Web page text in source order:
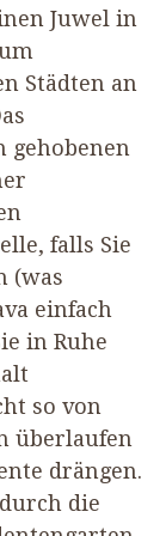
Juwel in
Städten an
gehobenen
falls Sie
(was
einfach
in Ruhe
so von
überlaufen
drängen.
die